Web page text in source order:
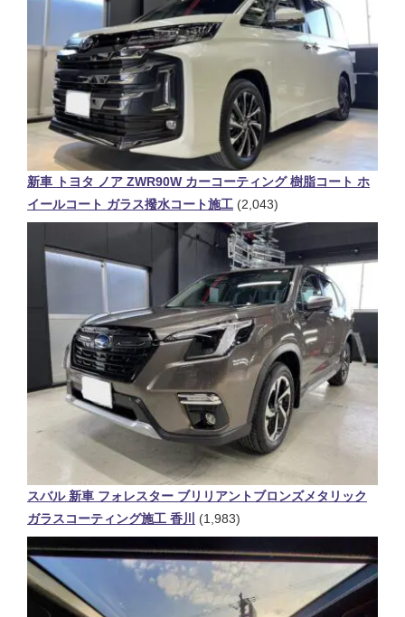
新車 トヨタ ノア ZWR90W カーコーティング 樹脂コート ホ
イールコート ガラス撥水コート施工 (2,043)
スバル 新車 フォレスター ブリリアントブロンズメタリック
ガラスコーティング施工 香川
(1,983)